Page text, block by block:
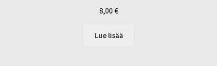
8,00 €
Lue lisää